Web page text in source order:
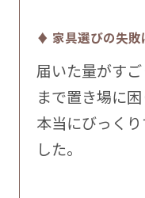
♦ 家具選びの失敗
届いた量がす
まで置き場に困
本当にびっく
した。